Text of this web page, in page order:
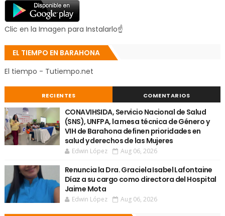
Clic en la Imagen para Instalarlo☝
EL TIEMPO EN BARAHONA
El tiempo - Tutiempo.net
RECIENTES COMENTARIOS
CONAVIHSIDA, Servicio Nacional de Salud
(SNS), UNFPA, la mesa técnica de Género y
VIH de Barahona definen prioridades en
salud y derechos de las Mujeres
Edwin López Aug 06, 2026
Renuncia la Dra. Graciela Isabel Lafontaine
Díaz a su cargo como directora del Hospital
Jaime Mota
Edwin López Aug 06, 2026